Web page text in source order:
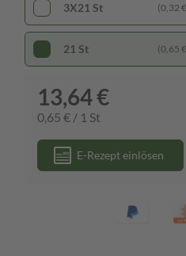
3X21 St (0,32
21 St (0,65
13,64 €
0,65 € / 1 St
E-Rezept einlösen